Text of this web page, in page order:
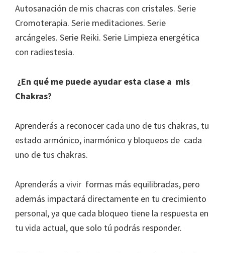
Autosanación de mis chacras con cristales. Serie
Cromoterapia. Serie meditaciones. Serie
arcángeles. Serie Reiki. Serie Limpieza energética
con radiestesia.
¿En qué me puede ayudar esta clase a mis
Chakras?
Aprenderás a reconocer cada uno de tus chakras, tu
estado armónico, inarmónico y bloqueos de cada
uno de tus chakras.
Aprenderás a vivir formas más equilibradas, pero
además impactará directamente en tu crecimiento
personal, ya que cada bloqueo tiene la respuesta en
tu vida actual, que solo tú podrás responder.